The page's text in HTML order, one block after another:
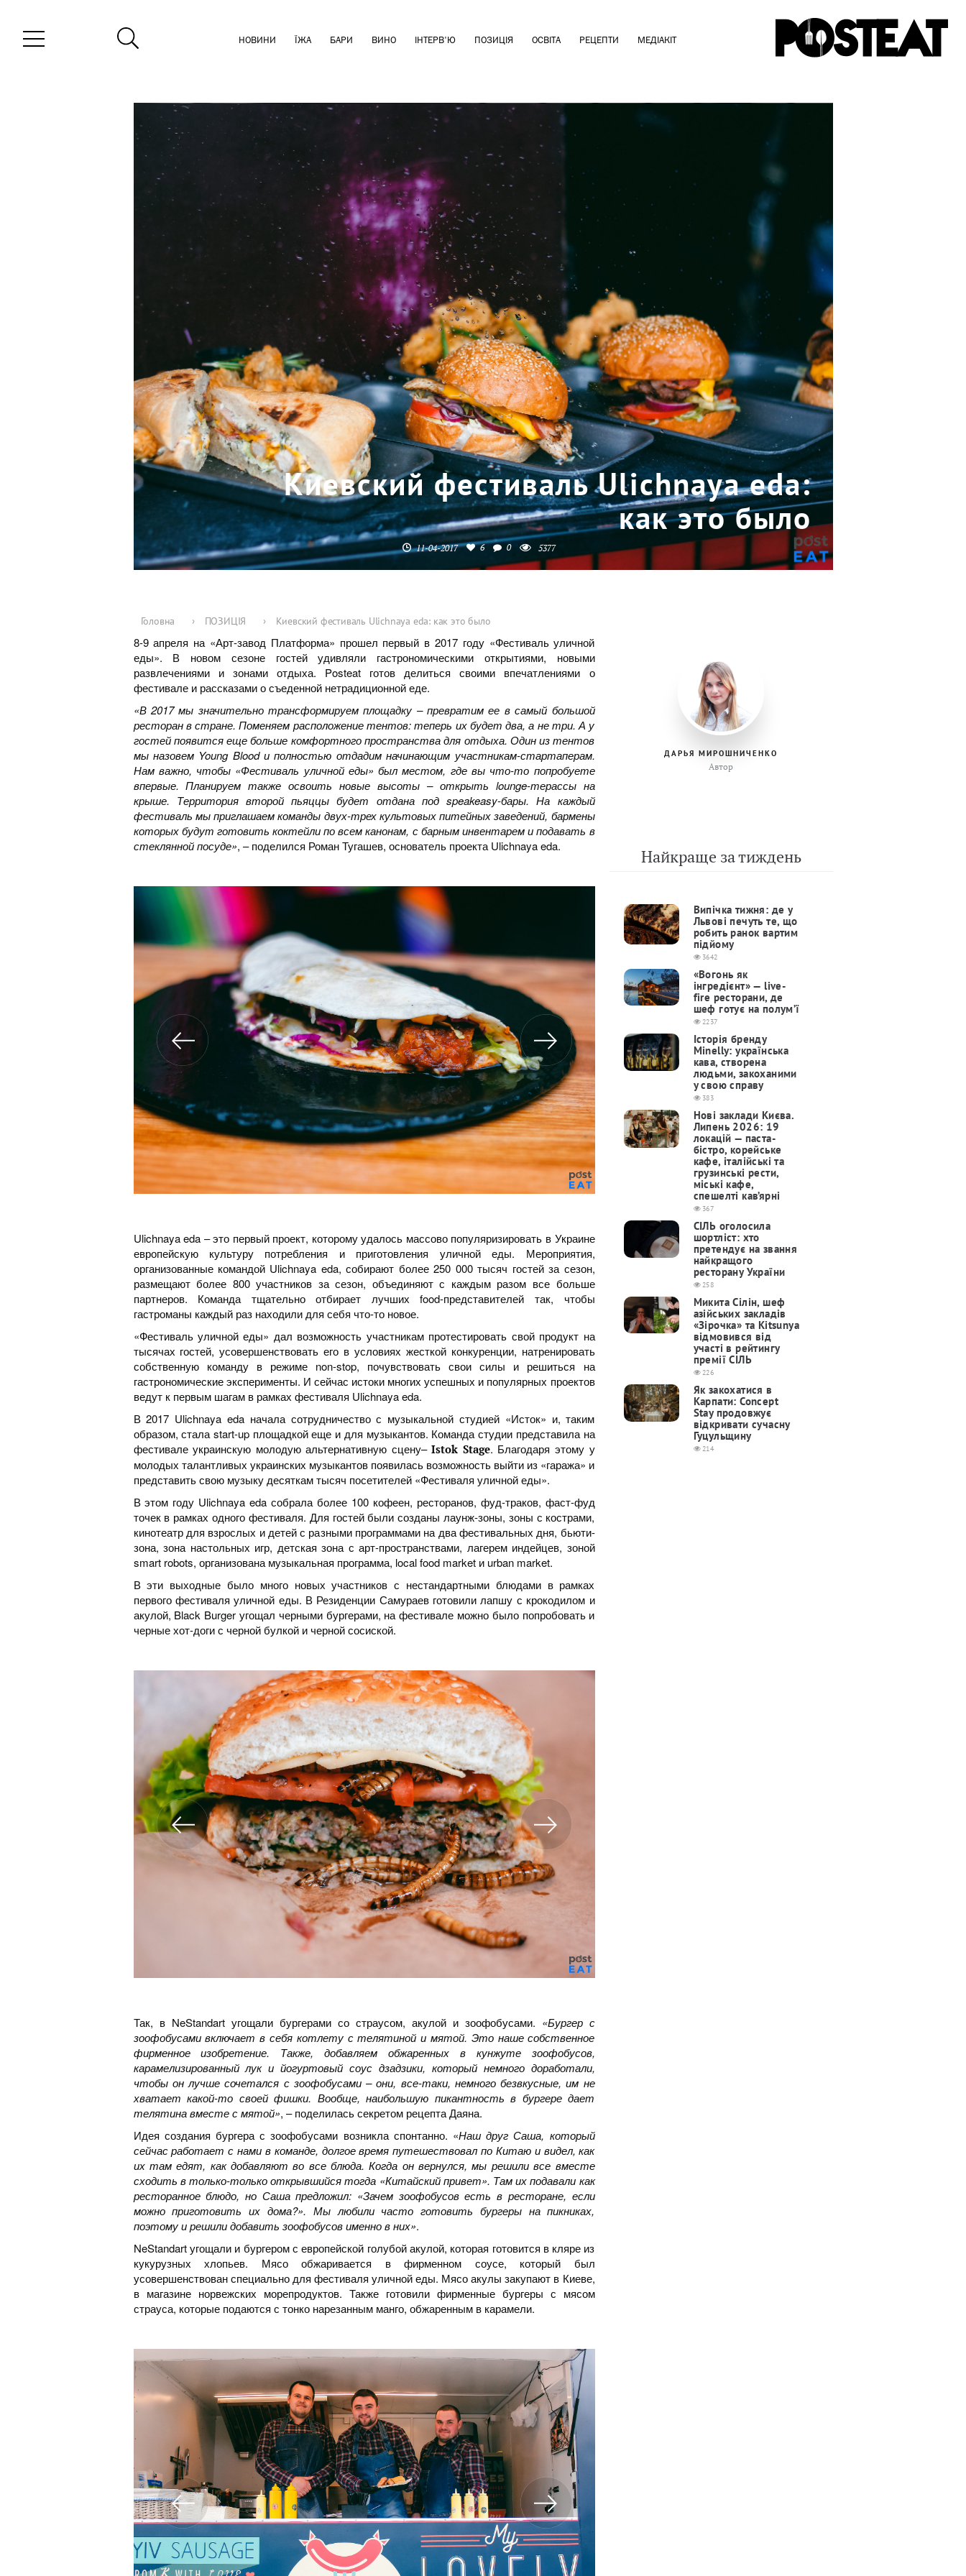
НОВИНИ ЇЖА БАРИ ВИНО ІНТЕРВ'Ю ПОЗИЦІЯ ОСВІТА РЕЦЕПТИ МЕДІАКІТ
Киевский фестиваль Ulichnaya eda:
как это было
11-04-2017 6 0 5377
Головна › ПОЗИЦІЯ › Киевский фестиваль Ulichnaya eda: как это было
8-9 апреля на «Арт-завод Платформа» прошел первый в 2017 году «Фестиваль уличной
еды». В новом сезоне гостей удивляли гастрономическими открытиями, новыми
развлечениями и зонами отдыха. Posteat готов делиться своими впечатлениями о
фестивале и рассказами о съеденной нетрадиционной еде.
«В 2017 мы значительно трансформируем площадку – превратим ее в самый большой
ресторан в стране. Поменяем расположение тентов: теперь их будет два, а не три. А у
гостей появится еще больше комфортного пространства для отдыха. Один из тентов
мы назовем Young Blood и полностью отдадим начинающим участникам-стартаперам.
Нам важно, чтобы «Фестиваль уличной еды» был местом, где вы что-то попробуете
впервые. Планируем также освоить новые высоты – открыть lounge-терассы на
крыше. Территория второй пьяццы будет отдана под speakeasy-бары. На каждый
фестиваль мы приглашаем команды двух-трех культовых питейных заведений, бармены
которых будут готовить коктейли по всем канонам, с барным инвентарем и подавать в
стеклянной посуде», – поделился Роман Тугашев, основатель проекта Ulichnaya eda.
Ulichnaya eda – это первый проект, которому удалось массово популяризировать в Украине
европейскую культуру потребления и приготовления уличной еды. Мероприятия,
организованные командой Ulichnaya eda, собирают более 250 000 тысяч гостей за сезон,
размещают более 800 участников за сезон, объединяют с каждым разом все больше
партнеров. Команда тщательно отбирает лучших food-представителей так, чтобы
гастроманы каждый раз находили для себя что-то новое.
«Фестиваль уличной еды» дал возможность участникам протестировать свой продукт на
тысячах гостей, усовершенствовать его в условиях жесткой конкуренции, натренировать
собственную команду в режиме non-stop, почувствовать свои силы и решиться на
гастрономические эксперименты. И сейчас истоки многих успешных и популярных проектов
ведут к первым шагам в рамках фестиваля Ulichnaya eda.
В 2017 Ulichnaya eda начала сотрудничество с музыкальной студией «Исток» и, таким
образом, стала start-up площадкой еще и для музыкантов. Команда студии представила на
фестивале украинскую молодую альтернативную сцену–Istok Stage. Благодаря этому у
молодых талантливых украинских музыкантов появилась возможность выйти из «гаража» и
представить свою музыку десяткам тысяч посетителей «Фестиваля уличной еды».
В этом году Ulichnaya eda собрала более 100 кофеен, ресторанов, фуд-траков, фаст-фуд
точек в рамках одного фестиваля. Для гостей были созданы лаунж-зоны, зоны с кострами,
кинотеатр для взрослых и детей с разными программами на два фестивальных дня, бьюти-
зона, зона настольных игр, детская зона с арт-пространствами, лагерем индейцев, зоной
smart robots, организована музыкальная программа, local food market и urban market.
В эти выходные было много новых участников с нестандартными блюдами в рамках
первого фестиваля уличной еды. В Резиденции Самураев готовили лапшу с крокодилом и
акулой, Black Burger угощал черными бургерами, на фестивале можно было попробовать и
черные хот-доги с черной булкой и черной сосиской.
Так, в NeStandart угощали бургерами со страусом, акулой и зоофобусами. «Бургер с
зоофобусами включает в себя котлету с телятиной и мятой. Это наше собственное
фирменное изобретение. Также, добавляем обжаренных в кунжуте зоофобусов,
карамелизированный лук и йогуртовый соус дзадзики, который немного доработали,
чтобы он лучше сочетался с зоофобусами – они, все-таки, немного безвкусные, им не
хватает какой-то своей фишки. Вообще, наибольшую пикантность в бургере дает
телятина вместе с мятой», – поделилась секретом рецепта Даяна.
Идея создания бургера с зоофобусами возникла спонтанно. «Наш друг Саша, который
сейчас работает с нами в команде, долгое время путешествовал по Китаю и видел, как
их там едят, как добавляют во все блюда. Когда он вернулся, мы решили все вместе
сходить в только-только открывшийся тогда «Китайский привет». Там их подавали как
ресторанное блюдо, но Саша предложил: «Зачем зоофобусов есть в ресторане, если
можно приготовить их дома?». Мы любили часто готовить бургеры на пикниках,
поэтому и решили добавить зоофобусов именно в них».
NeStandart угощали и бургером с европейской голубой акулой, которая готовится в кляре из
кукурузных хлопьев. Мясо обжаривается в фирменном соусе, который был
усовершенствован специально для фестиваля уличной еды. Мясо акулы закупают в Киеве,
в магазине норвежских морепродуктов. Также готовили фирменные бургеры с мясом
страуса, которые подаются с тонко нарезанным манго, обжаренным в карамели.
ДАРЬЯ МИРОШНИЧЕНКО
Автор
Найкраще за тиждень
Випічка тижня: де у
Львові печуть те, що
робить ранок вартим
підйому
3642
«Вогонь як
інгредієнт» — live-
fire ресторани, де
шеф готує на полум’ї
2237
Історія бренду
Minelly: українська
кава, створена
людьми, закоханими
у свою справу
383
Нові заклади Києва.
Липень 2026: 19
локацій — паста-
бістро, корейське
кафе, італійські та
грузинські рести,
міські кафе,
спешелті кав’ярні
367
СІЛЬ оголосила
шортліст: хто
претендує на звання
найкращого
ресторану України
258
Микита Сілін, шеф
азійських закладів
«Зірочка» та Kitsunya
відмовився від
участі в рейтингу
премії СІЛЬ
226
Як закохатися в
Карпати: Concept
Stay продовжує
відкривати сучасну
Гуцульщину
214